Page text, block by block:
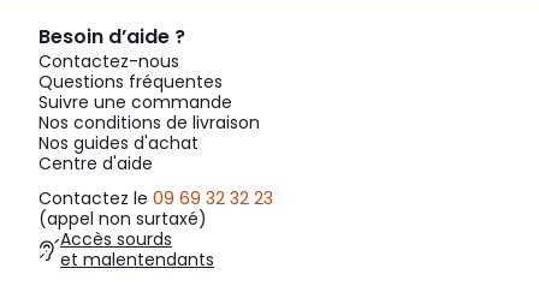
Besoin d’aide ?
Contactez-nous
Questions fréquentes
Suivre une commande
Nos conditions de livraison
Nos guides d'achat
Centre d'aide
Contactez le 09 69 32 32 23
(appel non surtaxé)
Accès sourds
et malentendants